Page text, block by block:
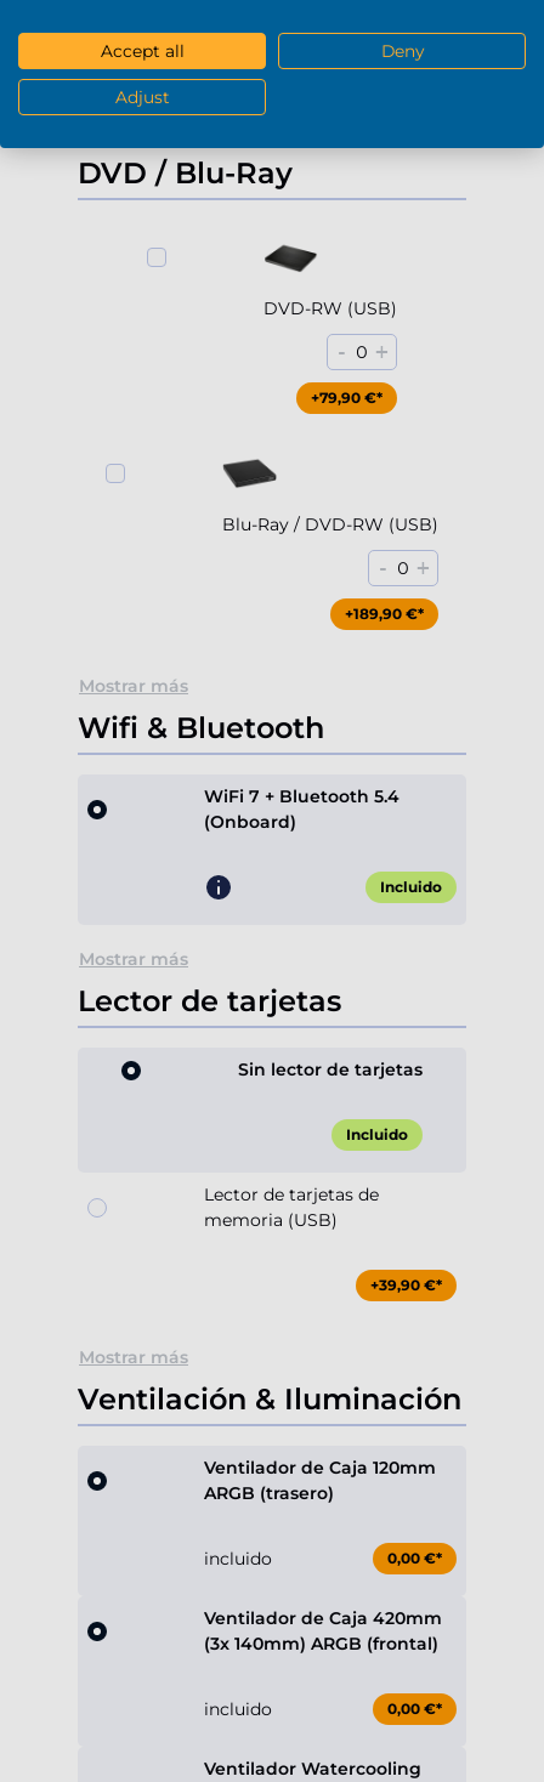
+229,90 €*
DVD / Blu-Ray
DVD-RW (USB)
- 0 +
+79,90 €*
Blu-Ray / DVD-RW (USB)
- 0 +
+189,90 €*
Mostrar más
Wifi & Bluetooth
WiFi 7 + Bluetooth 5.4
(Onboard)
Incluido
Mostrar más
Lector de tarjetas
Sin lector de tarjetas
Incluido
Lector de tarjetas de
memoria (USB)
+39,90 €*
Mostrar más
Ventilación & Iluminación
Ventilador de Caja 120mm
ARGB (trasero)
incluido 0,00 €*
Ventilador de Caja 420mm
(3x 140mm) ARGB (frontal)
incluido 0,00 €*
Ventilador Watercooling
Accept all Deny
Adjust